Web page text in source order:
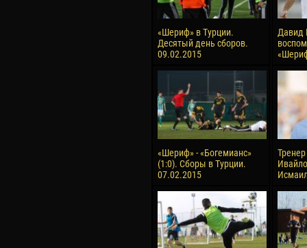
«Шериф» в Турции.
Десятый день сборов.
09.02.2015
Давид
«Шериф» - «Богемианс»
(1:0). Сборы в Турции.
07.02.2015